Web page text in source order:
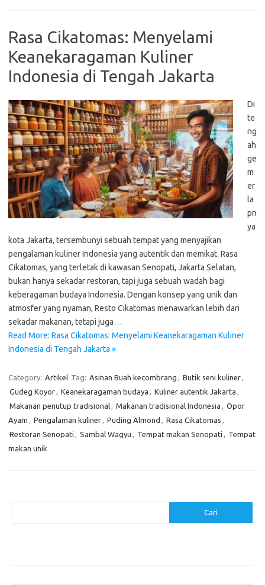
Rasa Cikatomas: Menyelami
Keanekaragaman Kuliner
Indonesia di Tengah Jakarta
Di
te
ng
ah
ge
m
er
la
pn
ya
kota Jakarta, tersembunyi sebuah tempat yang menyajikan
pengalaman kuliner Indonesia yang autentik dan memikat. Rasa
Cikatomas, yang terletak di kawasan Senopati, Jakarta Selatan,
bukan hanya sekadar restoran, tapi juga sebuah wadah bagi
keberagaman budaya Indonesia. Dengan konsep yang unik dan
atmosfer yang nyaman, Resto Cikatomas menawarkan lebih dari
sekadar makanan, tetapi juga…
Read More: Rasa Cikatomas: Menyelami Keanekaragaman Kuliner
Indonesia di Tengah Jakarta »
Category: Artikel Tag: Asinan Buah kecombrang , Butik seni kuliner,
Gudeg Koyor, Keanekaragaman budaya , Kuliner autentik Jakarta ,
Makanan penutup tradisional, Makanan tradisional Indonesia , Opor
Ayam , Pengalaman kuliner, Puding Almond , Rasa Cikatomas ,
Restoran Senopati , Sambal Wagyu , Tempat makan Senopati , Tempat
makan unik
Cari